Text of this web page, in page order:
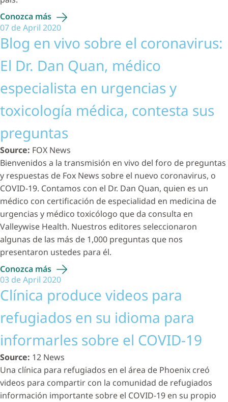
Conozca más
07 de April 2020
Blog en vivo sobre el coronavirus:
El Dr. Dan Quan, médico
especialista en urgencias y
toxicología médica, contesta sus
preguntas
Source: FOX News
Bienvenidos a la transmisión en vivo del foro de preguntas
y respuestas de Fox News sobre el nuevo coronavirus, o
COVID-19. Contamos con el Dr. Dan Quan, quien es un
médico con certificación de especialidad en medicina de
urgencias y médico toxicólogo que da consulta en
Valleywise Health. Nuestros editores seleccionaron
algunas de las más de 1,000 preguntas que nos
presentaron ustedes para él.
Conozca más
03 de April 2020
Clínica produce videos para
refugiados en su idioma para
informarles sobre el COVID-19
Source: 12 News
Una clínica para refugiados en el área de Phoenix creó
videos para compartir con la comunidad de refugiados
información importante sobre el COVID-19 en su propio